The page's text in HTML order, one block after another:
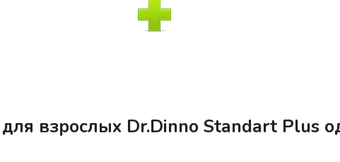
взрослых Dr.Dinno Standart Plus